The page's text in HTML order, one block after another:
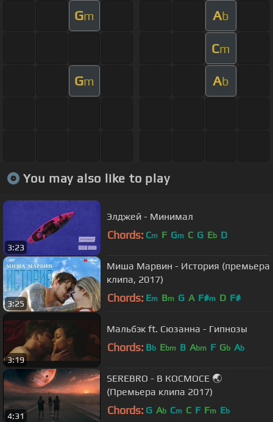
Gm Ab
Cm
Gm Ab
You may also like to play
3:23
Элджей - Минимал
Chords: Cm F Gm C G Eb D
3:25
Миша Марвин - История (премьера
клипа, 2017)
Chords: Em Bm G A F#m D F#
3:19
Мальбэк ft. Сюзанна - Гипнозы
Chords: Bb Ebm B Abm F Gb Ab
4:31
SEREBRO - В КОСМОСЕ 🌏
(Премьера клипа 2017)
Chords: G Ab Cm C F Fm Eb